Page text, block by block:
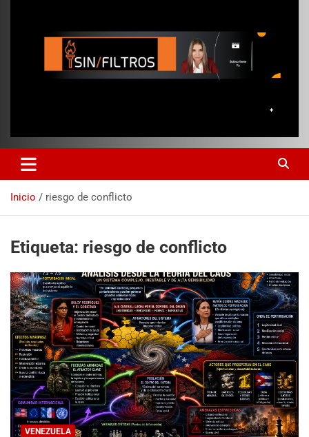
Inicio riesgo de conflicto
Etiqueta: riesgo de conflicto
VENEZUELA